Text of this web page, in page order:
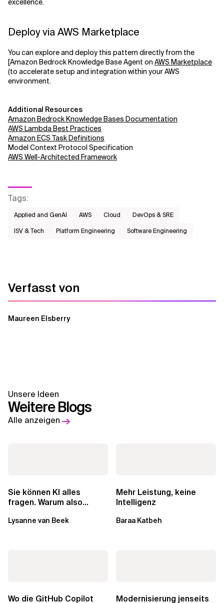
excellence.
Deploy via AWS Marketplace
You can explore and deploy this pattern directly from the
[Amazon Bedrock Knowledge Base Agent on AWS Marketplace
(to accelerate setup and integration within your AWS
environment.
Additional Resources
Amazon Bedrock Knowledge Bases Documentation
AWS Lambda Best Practices
Amazon ECS Task Definitions
Model Context Protocol Specification
AWS Well-Architected Framework
Tags:
Applied and GenAI AWS​ Cloud
DevOps & SRE
ISV & Tech
Platform Engineering Software Engineering
Verfasst von
Maureen Elsberry
Unsere Ideen
Weitere Blogs
Alle anzeigen
Sie können KI alles
fragen. Warum also
noch?
Lysanne van Beek
Mehr Leistung, keine
Intelligenz
Baraa Katbeh
Wo die GitHub Copilot
Modernisierung jenseits